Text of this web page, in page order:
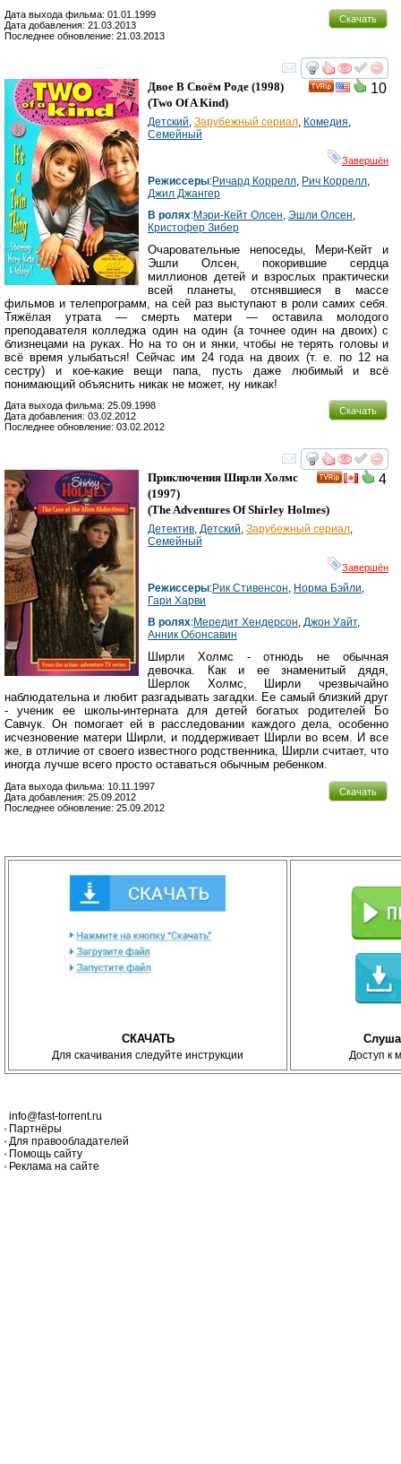
Скачать
Дата выхода фильма: 01.01.1999
Дата добавления: 21.03.2013
Последнее обновление: 21.03.2013
смотреть
10
Двое В Своём Роде (1998)
(Two Of A Kind)
Детский Зарубежный сериал Комедия
Семейный
Завершён
Режиссеры:Ричард Коррелл Рич Коррелл
Джил Джангер
В ролях:Мэри-Кейт Олсен Эшли Олсен
Кристофер Зибер
Очаровательные непоседы, Мери-Кейт и
Эшли Олсен, покорившие сердца
миллионов детей и взрослых практически
всей планеты, отснявшиеся в массе
фильмов и телепрограмм, на сей раз выступают в роли самих себя.
Тяжёлая утрата — смерть матери — оставила молодого
преподавателя колледжа один на один (а точнее один на двоих) с
близнецами на руках. Но на то он и янки, чтобы не терять головы и
всё время улыбаться! Сейчас им 24 года на двоих (т. е. по 12 на
сестру) и кое-какие вещи папа, пусть даже любимый и всё
понимающий объяснить никак не может, ну никак!
Скачать
Дата выхода фильма: 25.09.1998
Дата добавления: 03.02.2012
Последнее обновление: 03.02.2012
смотреть
4
Приключения Ширли Холмс
(1997)
(The Adventures Of Shirley Holmes)
Детектив, Детский, Зарубежный сериал,
Семейный
Завершён
Режиссеры:Рик Стивенсон, Норма Бэйли,
Гари Харви
В ролях:Мередит Хендерсон, Джон Уайт,
Анник Обонсавин
Ширли Холмс - отнюдь не обычная
девочка. Как и ее знаменитый дядя,
Шерлок Холмс, Ширли чрезвычайно
наблюдательна и любит разгадывать загадки. Ее самый близкий друг
- ученик ее школы-интерната для детей богатых родителей Бо
Савчук. Он помогает ей в расследовании каждого дела, особенно
исчезновение матери Ширли, и поддерживает Ширли во всем. И все
же, в отличие от своего известного родственника, Ширли считает, что
иногда лучше всего просто оставаться обычным ребенком.
Скачать
Дата выхода фильма: 10.11.1997
Дата добавления: 25.09.2012
Последнее обновление: 25.09.2012
СКАЧАТЬ
Для скачивания следуйте инструкции Доступ к
info@fast-torrent.ru
Партнёры
Для правообладателей
Помощь сайту
Реклама на сайте